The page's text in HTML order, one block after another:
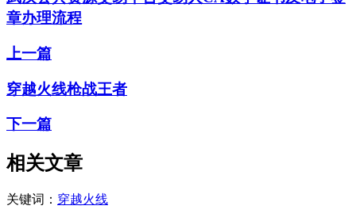
章办理流程
上一篇
穿越火线枪战王者
下一篇
相关文章
关键词： 穿越火线